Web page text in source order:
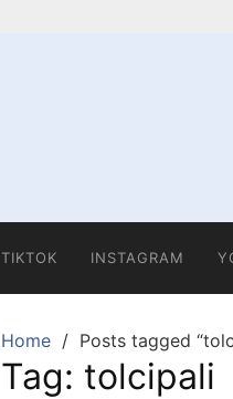
TIKTOK INSTAGRAM
Home Posts tagged
Tag: tolcipali